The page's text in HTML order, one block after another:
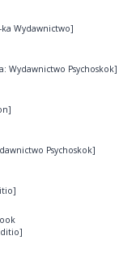
Wydawnictwo]
Wydawnictwo Psychoskok]
Psychoskok]